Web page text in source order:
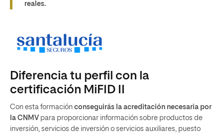
reales.
Diferencia tu perfil con la
certificación MiFID II
Con esta formación conseguirás la acreditación necesaria por
la CNMV para proporcionar información sobre productos de
inversión, servicios de inversión o servicios auxiliares, puesto